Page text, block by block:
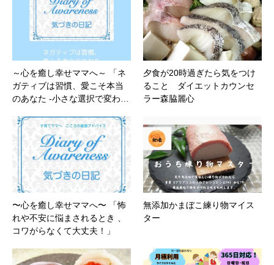
～心を癒し幸せママへ～ 「ネ
ガティブは習慣、愛こそ本当
のあなた -小さな選択で変わ…
夕食が20時過ぎたら気をつけ
ること ダイエットカウンセ
ラー森脇麗心
〜心を癒し幸せママへ〜 「怖
れや不安に悩まされるとき 、
コワがらなくて大丈夫！」
無添加かまぼこ練り物マイス
ター